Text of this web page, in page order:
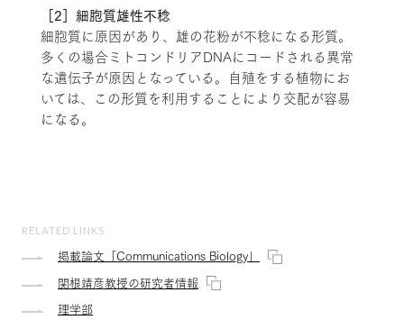
［2］細胞質雄性不稔
細胞質に原因があり、雄の花粉が不稔になる形質。
多くの場合ミトコンドリアDNAにコードされる異常
な遺伝子が原因となっている。自殖をする植物にお
いては、この形質を利用することにより交配が容易
になる。
RELATED LINKS
掲載論文「Communications Biology」
関根靖彦教授の研究者情報
理学部